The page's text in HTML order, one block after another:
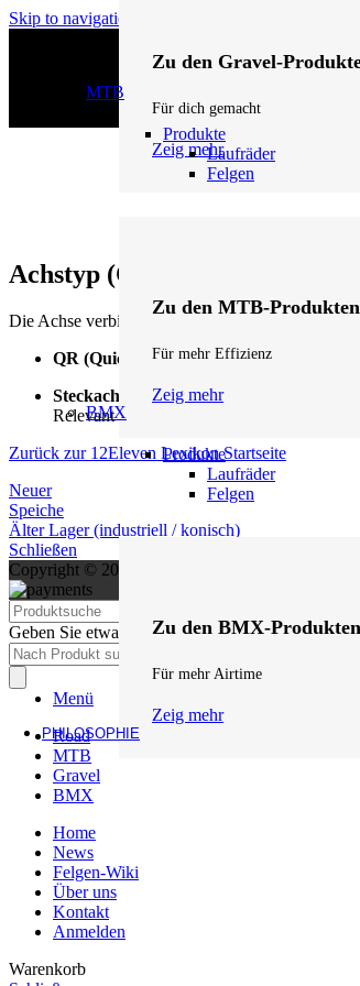
Skip to navigation
Zu den Gravel-
Für dich gemacht
Zeig mehr
MTB
Produkte
Laufräder
Felgen
Zu den MTB-Produkten
Für mehr Effizienz
Zeig mehr
BMX
Produkte
Laufräder
Felgen
Zu den BMX-Produkten
Für mehr Airtime
Zeig mehr
PHILOSOPHIE
Achstyp (QR, Steckachse)
Die Achse verbindet die Nabe mit dem
QR (Quick Release): Klassischer
Steckachse
: Moderne Variante (z. B.
Relevant für Rahmenkompatibilität und
Zurück zur 12Eleven Lexikon Startseite
Neuer
Speiche
Älter Lager (industriell / konisch)
Schließen
Copyright © 2026 | Design und Support by
Geben Sie etwas ein, um Vorschläge zu erhalten.
Products
search
Menü
Road
MTB
Gravel
BMX
Home
News
Felgen-Wiki
Über uns
Kontakt
Anmelden
Warenkorb